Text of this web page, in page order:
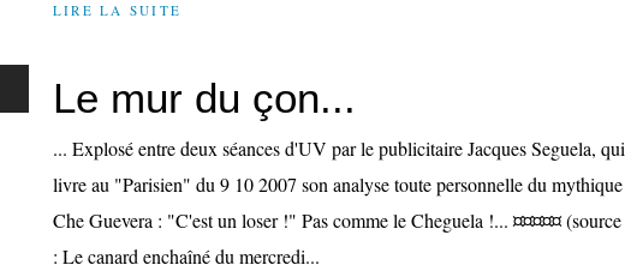
LIRE LA SUITE
Le mur du çon...
... Explosé entre deux séances d'UV par le publicitaire Jacques Seguela, qui
livre au "Parisien" du 9 10 2007 son analyse toute personnelle du mythique
Che Guevera : "C'est un loser !" Pas comme le Cheguela !... ¤¤¤¤¤ (source
: Le canard enchaîné du mercredi...